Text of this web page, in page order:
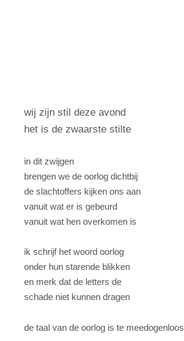
wij zijn stil deze avond
het is de zwaarste stilte
in dit zwijgen
brengen we de oorlog dichtbij
de slachtoffers kijken ons aan
vanuit wat er is gebeurd
vanuit wat hen overkomen is
ik schrijf het woord oorlog
onder hun starende blikken
en merk dat de letters de
schade niet kunnen dragen
de taal van de oorlog is te meedogenloos